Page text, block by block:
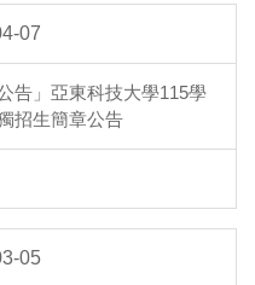
07
公告」亞東科技大學115學
招生簡章公告
05